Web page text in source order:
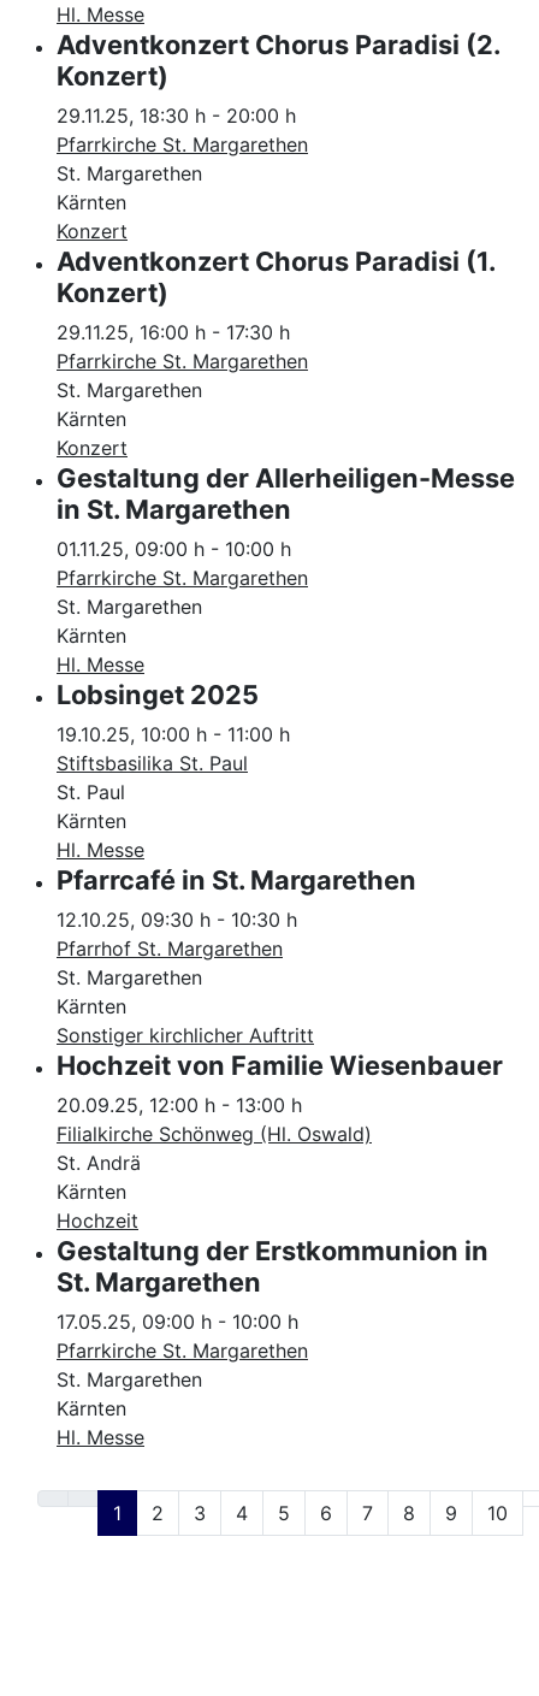
Hl. Messe
Adventkonzert Chorus Paradisi (2.
Konzert)
29.11.25, 18:30 h - 20:00 h
Pfarrkirche St. Margarethen
St. Margarethen
Kärnten
Konzert
Adventkonzert Chorus Paradisi (1.
Konzert)
29.11.25, 16:00 h - 17:30 h
Pfarrkirche St. Margarethen
St. Margarethen
Kärnten
Konzert
Gestaltung der Allerheiligen-Messe
in St. Margarethen
01.11.25, 09:00 h - 10:00 h
Pfarrkirche St. Margarethen
St. Margarethen
Kärnten
Hl. Messe
Lobsinget 2025
19.10.25, 10:00 h - 11:00 h
Stiftsbasilika St. Paul
St. Paul
Kärnten
Hl. Messe
Pfarrcafé in St. Margarethen
12.10.25, 09:30 h - 10:30 h
Pfarrhof St. Margarethen
St. Margarethen
Kärnten
Sonstiger kirchlicher Auftritt
Hochzeit von Familie Wiesenbauer
20.09.25, 12:00 h - 13:00 h
Filialkirche Schönweg (Hl. Oswald)
St. Andrä
Kärnten
Hochzeit
Gestaltung der Erstkommunion in
St. Margarethen
17.05.25, 09:00 h - 10:00 h
Pfarrkirche St. Margarethen
St. Margarethen
Kärnten
Hl. Messe
1 2 3 4 5 6 7 8 9 10